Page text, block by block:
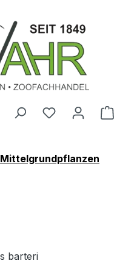
Mittelgrundpflanzen